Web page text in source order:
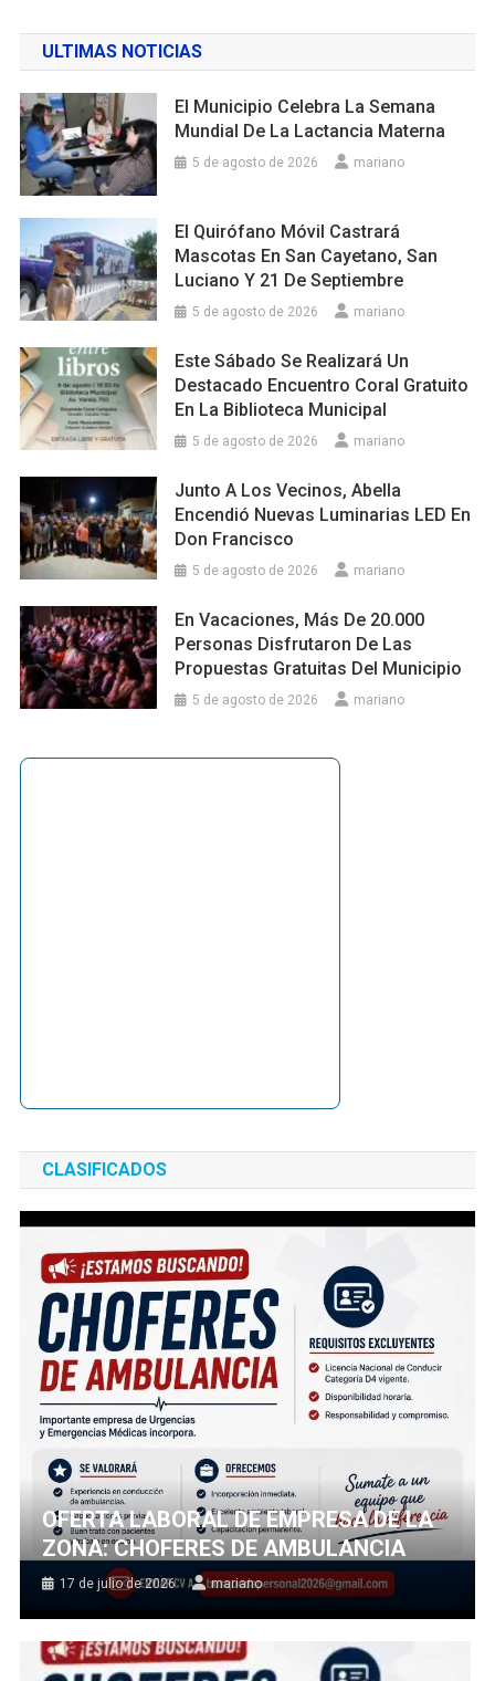
ULTIMAS NOTICIAS
El Municipio Celebra La Semana
Mundial De La Lactancia Materna
5 de agosto de 2026 mariano
El Quirófano Móvil Castrará
Mascotas En San Cayetano, San
Luciano Y 21 De Septiembre
5 de agosto de 2026 mariano
Este Sábado Se Realizará Un
Destacado Encuentro Coral Gratuito
En La Biblioteca Municipal
5 de agosto de 2026 mariano
Junto A Los Vecinos, Abella
Encendió Nuevas Luminarias LED En
Don Francisco
5 de agosto de 2026 mariano
En Vacaciones, Más De 20.000
Personas Disfrutaron De Las
Propuestas Gratuitas Del Municipio
5 de agosto de 2026 mariano
CLASIFICADOS
OFERTA LABORAL DE EMPRESA DE LA
ZONA: CHOFERES DE AMBULANCIA
17 de julio de 2026 mariano